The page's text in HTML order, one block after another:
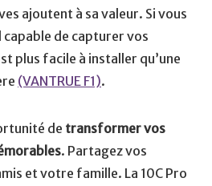
ajoutent à sa valeur. Si vous
de capturer vos
plus facile à installer qu’une
(VANTRUE F1).
de transformer vos
. Partagez vos
et votre famille. La 10C Pro